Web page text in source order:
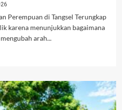
Perempuan di Tangsel Terungkap
karena menunjukkan bagaimana
arah...